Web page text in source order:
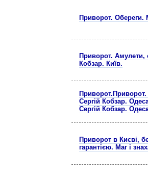
Приворот. Обереги.
Приворот. Амулети,
Кобзар. Київ.
Сергій Кобзар.
Сергій Кобзар.
Приворот в Києві,
гарантією. Маг і